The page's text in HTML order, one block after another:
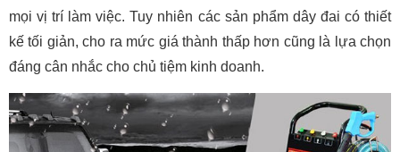
mọi vị trí làm việc. Tuy nhiên các sản phẩm dây đai có thiết
kế tối giản, cho ra mức giá thành thấp hơn cũng là lựa chọn
đáng cân nhắc cho chủ tiệm kinh doanh.